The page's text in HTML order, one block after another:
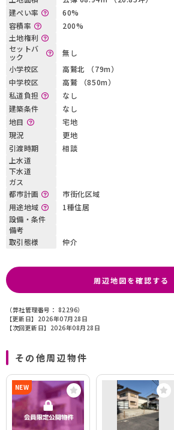
建ぺい率
60%
容積率
200%
土地権利
セットバ
ック
無し
小学校区
高鷲北 （79m）
中学校区
高鷲 （850m）
私道負担
なし
建築条件
なし
地目
宅地
現況
更地
引渡時期
相談
上水道
下水道
ガス
都市計画
市街化区域
用途地域
1種住居
設備・条件
備考
取引態様
仲介
周辺地図を確認する
（弊社管理番号： 82296）
【更新日】2026年07月28日
【次回更新日】2026年08月28日
その他周辺物件
NEW